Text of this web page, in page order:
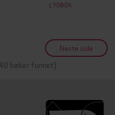
LYDBOK
Neste side
bøker funnet)